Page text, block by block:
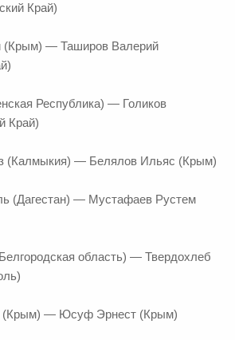
Край)
(Крым) — Таширов Валерий
Республика) — Голиков
Край)
(Калмыкия) — Белялов Ильяс (Крым)
(Дагестан) — Мустафаев Рустем
область) — Твердохлеб
(Крым) — Юсуф Эрнест (Крым)